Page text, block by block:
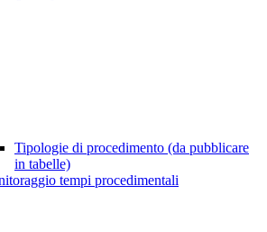
Tipologie di procedimento (da pubblicare
in tabelle)
tempi procedimentali